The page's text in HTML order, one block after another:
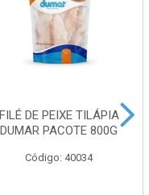
FILÉ DE PEIXE TILÁPIA
DUMAR PACOTE 800G
Código: 40034